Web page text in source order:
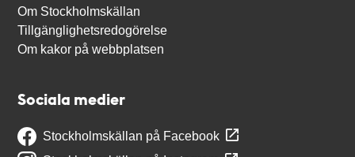
Om Stockholmskällan
Tillgänglighetsredogörelse
Om kakor på webbplatsen
Sociala medier
Stockholmskällan på Facebook